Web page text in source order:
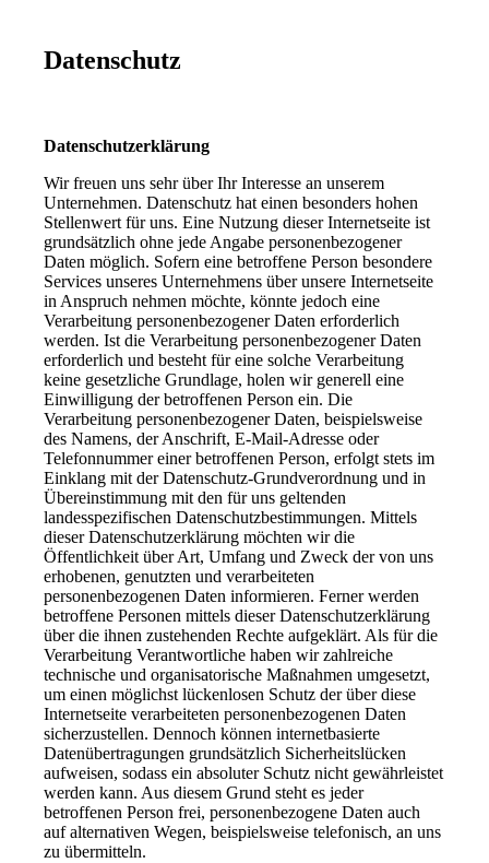
Datenschutz
Datenschutzerklärung
Wir freuen uns sehr über Ihr Interesse an unserem
Unternehmen. Datenschutz hat einen besonders hohen
Stellenwert für uns. Eine Nutzung dieser Internetseite ist
grundsätzlich ohne jede Angabe personenbezogener
Daten möglich. Sofern eine betroffene Person besondere
Services unseres Unternehmens über unsere Internetseite
in Anspruch nehmen möchte, könnte jedoch eine
Verarbeitung personenbezogener Daten erforderlich
werden. Ist die Verarbeitung personenbezogener Daten
erforderlich und besteht für eine solche Verarbeitung
keine gesetzliche Grundlage, holen wir generell eine
Einwilligung der betroffenen Person ein. Die
Verarbeitung personenbezogener Daten, beispielsweise
des Namens, der Anschrift, E-Mail-Adresse oder
Telefonnummer einer betroffenen Person, erfolgt stets im
Einklang mit der Datenschutz-Grundverordnung und in
Übereinstimmung mit den für uns geltenden
landesspezifischen Datenschutzbestimmungen. Mittels
dieser Datenschutzerklärung möchten wir die
Öffentlichkeit über Art, Umfang und Zweck der von uns
erhobenen, genutzten und verarbeiteten
personenbezogenen Daten informieren. Ferner werden
betroffene Personen mittels dieser Datenschutzerklärung
über die ihnen zustehenden Rechte aufgeklärt. Als für die
Verarbeitung Verantwortliche haben wir zahlreiche
technische und organisatorische Maßnahmen umgesetzt,
um einen möglichst lückenlosen Schutz der über diese
Internetseite verarbeiteten personenbezogenen Daten
sicherzustellen. Dennoch können internetbasierte
Datenübertragungen grundsätzlich Sicherheitslücken
aufweisen, sodass ein absoluter Schutz nicht gewährleistet
werden kann. Aus diesem Grund steht es jeder
betroffenen Person frei, personenbezogene Daten auch
auf alternativen Wegen, beispielsweise telefonisch, an uns
zu übermitteln.